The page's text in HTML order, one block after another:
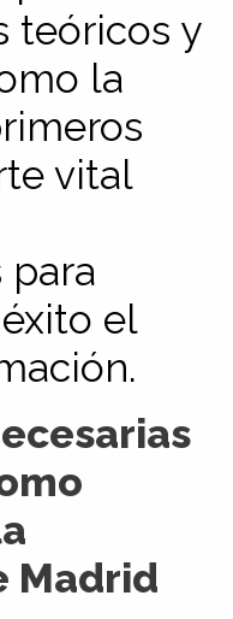
teóricos y
la
vital
el
Madrid